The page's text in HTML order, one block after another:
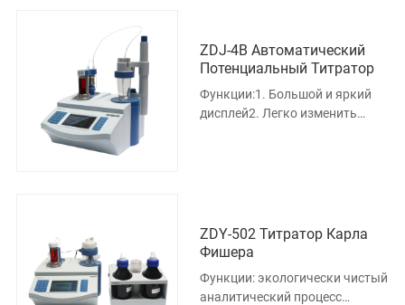
ZDJ-4B Автоматический
Потенциальный Титратор
Функции:1. Большой и яркий
дисплей2. Легко изменить
ZDY-502 Титратор Карла
Фишера
Функции: экологически чистый
аналитический процесс